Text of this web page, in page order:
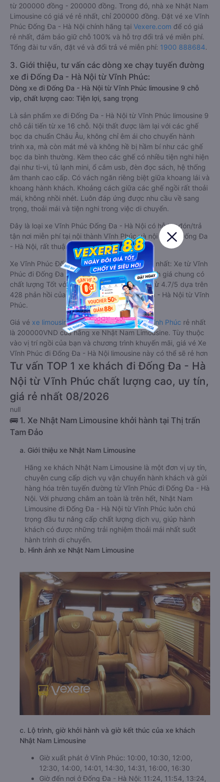
từ 200000 đồng - 200000 đồng. Trong đó, nhà xe Nhật Nam
Limousine có giá vé rẻ nhất, chỉ 200000 đồng. Đặt vé xe Vĩnh
Phúc Đống Đa - Hà Nội chính hãng tại Vexere.com để có giá
rẻ nhất, đảm bảo giữ chỗ 100% và hỗ trợ đổi trả vé miễn phí.
Tổng đài tư vấn, đặt vé và đổi trả vé miễn phí: 1900 888684.
3. Giới thiệu, tư vấn các dòng xe chạy tuyến đường
xe đi Đống Đa - Hà Nội từ Vĩnh Phúc:
Dòng xe đi Đống Đa - Hà Nội từ Vĩnh Phúc limousine 9 chỗ
vip, chất lượng cao: Tiện lợi, sang trọng
Là sản phẩm xe đi Đống Đa - Hà Nội từ Vĩnh Phúc limousine 9
chỗ cải tiến từ xe 16 chỗ. Nội thất được làm lại với các ghế
bọc da chuẩn Châu Âu, không chỉ êm ái cho chuyến hành
trình xa, mà còn mát mẻ và không hề bị hầm bí như các ghế
bọc da bình thường. Kèm theo các ghế có nhiều tiện nghi hiện
đại như ti-vi, tủ lạnh mini, ổ cắm usb, đèn đọc sách, hệ thống
âm thanh cao cấp. Có vách ngăn riêng biệt giữa khoang lái và
khoang hành khách. Khoảng cách giữa các ghế ngồi rất thoải
mái, không nhồi nhét. Luôn đáp ứng được nhu cầu về sang
trọng, thoải mái và tiện nghi trong việc di chuyển.
Đây là loại xe Vĩnh Phúc Đống Đa - Hà Nội có hỗ trợ đón/trả
tận nơi miễn phí tại nội thành Vĩnh Phúc và nội thành Đống Đa
- Hà Nội, rất thuận tiện cho du khách.
Xe Vĩnh Phúc Đống Đa - Hà Nội limousine tốt nhất: Xe từ Vĩnh
Phúc đi Đống Đa - Hà Nội limousine được đánh giá chung có
chất lượng Tốt với điểm đánh giá trung bình từ 4.7/5 dựa trên
428 phản hồi của hành khách Xe về Đống Đa - Hà Nội từ Vĩnh
Phúc.
Giá vé xe limousine đi Đống Đa - Hà Nội từ Vĩnh Phúc rẻ nhất
là 200000VND của hãng xe Nhật Nam Limousine. Tùy thuộc
vào vị trí ngồi của bạn và chương trình khuyến mãi, giá vé Xe
Vĩnh Phúc đi Đống Đa - Hà Nội limousine này có thể sẽ rẻ hơn
Tư vấn TOP 1 xe khách đi Đống Đa - Hà
Nội từ Vĩnh Phúc chất lượng cao, uy tín,
giá rẻ nhất 08/2026
null
🚌 1. Xe Nhật Nam Limousine khởi hành tại Thị trấn
Tam Đảo
a. Giới thiệu xe Nhật Nam Limousine
Hãng xe khách Nhật Nam Limousine là một đơn vị uy tín,
chuyên cung cấp dịch vụ vận chuyển hành khách và gửi
hàng hóa trên tuyến đường từ Vĩnh Phúc đi Đống Đa - Hà
Nội. Với phương châm an toàn là trên hết, Nhật Nam
Limousine đi Đống Đa - Hà Nội từ Vĩnh Phúc luôn chú
trọng đầu tư nâng cấp chất lượng dịch vụ, giúp hành
khách có được những trải nghiệm thoải mái nhất suốt
hành trình di chuyển.
b. Hình ảnh xe Nhật Nam Limousine
c. Lộ trình, giờ khởi hành và giờ kết thúc của xe khách
Nhật Nam Limousine
Giờ xuất phát ở Vĩnh Phúc: 10:00, 10:30, 12:00,
12:30, 14:00, 14:01, 14:30, 14:31, 16:00, 16:30
Giờ đến nơi ở Đống Đa - Hà Nội: 11:24, 11:54, 13:24,